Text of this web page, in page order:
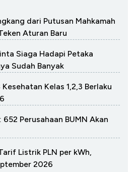
dari Putusan Mahkamah
Aturan Baru
Siaga Hadapi Petaka
Sudah Banyak
Kesehatan Kelas 1,2,3 Berlaku
652 Perusahaan BUMN Akan
Listrik PLN per kWh,
2026